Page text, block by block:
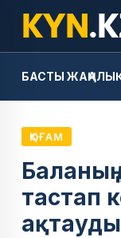
БАСТЫ
ҚОҒАМ
тастап